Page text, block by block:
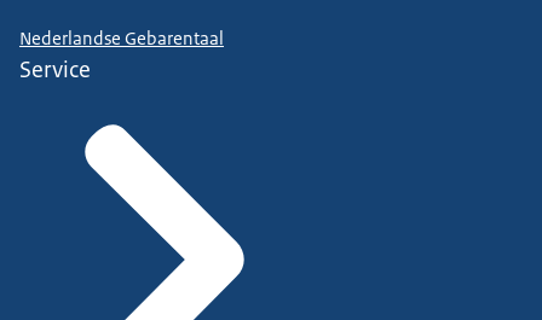
Nederlandse Gebarentaal
Service